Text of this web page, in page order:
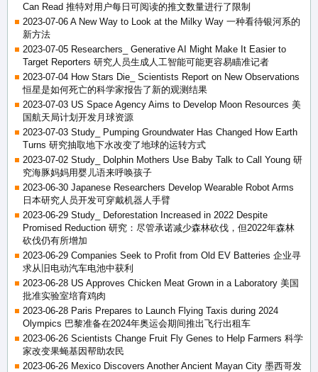
Can Read 推特对用户每日可阅读的推文数量进行了限制
2023-07-06 A New Way to Look at the Milky Way 一种看待银河系的
新方法
2023-07-05 Researchers_ Generative AI Might Make It Easier to
Target Reporters 研究人员生成人工智能可能更容易瞄准记者
2023-07-04 How Stars Die_ Scientists Report on New Observations
恒星是如何死亡的科学家报告了新的观测结果
2023-07-03 US Space Agency Aims to Develop Moon Resources 美
国航天局计划开发月球资源
2023-07-03 Study_ Pumping Groundwater Has Changed How Earth
Turns 研究抽取地下水改变了地球的运转方式
2023-07-02 Study_ Dolphin Mothers Use Baby Talk to Call Young 研
究海豚妈妈用婴儿语来呼唤孩子
2023-06-30 Japanese Researchers Develop Wearable Robot Arms
日本研究人员开发可穿戴机器人手臂
2023-06-29 Study_ Deforestation Increased in 2022 Despite
Promised Reduction 研究：尽管承诺减少森林砍伐，但2022年森林
砍伐仍有所增加
2023-06-29 Companies Seek to Profit from Old EV Batteries 企业寻
求从旧电动汽车电池中获利
2023-06-28 US Approves Chicken Meat Grown in a Laboratory 美国
批准实验室培育鸡肉
2023-06-28 Paris Prepares to Launch Flying Taxis during 2024
Olympics 巴黎准备在2024年奥运会期间推出飞行出租车
2023-06-26 Scientists Change Fruit Fly Genes to Help Farmers 科学
家改变果蝇基因帮助农民
2023-06-26 Mexico Discovers Another Ancient Mayan City 墨西哥发